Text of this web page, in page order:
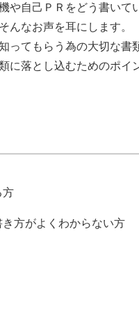
自己ＰＲをどう書いて
んなお声を耳にします。
ってもらう為の大切な書
に落とし込むためのポイ
方
方がよくわからない方